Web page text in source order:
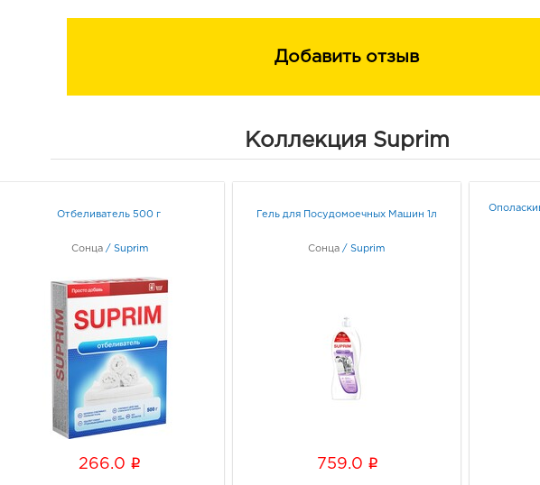
Добавить отзыв
Коллекция Suprim
Отбеливатель 500 г
Сонца / Suprim
266.0 i
Гель для Посудомоечных Машин 1л
Сонца /Suprim
759.0 i